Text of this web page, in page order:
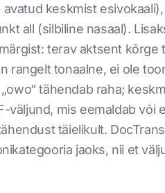
keskmist
all (silbiline nasaal).
terav aktsent kõrge
rangelt tonaalne, ei ole
tähendab raha;
väljund, mis eemaldab või
täielikult.
jaoks, nii et